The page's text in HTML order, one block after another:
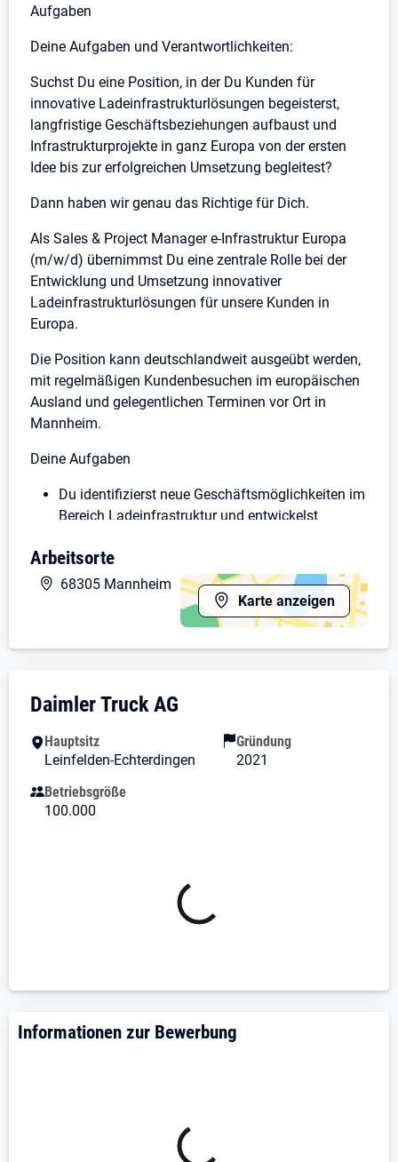
Aufgaben
Deine Aufgaben und Verantwortlichkeiten:
Suchst Du eine Position, in der Du Kunden für
innovative Ladeinfrastrukturlösungen begeisterst,
langfristige Geschäftsbeziehungen aufbaust und
Infrastrukturprojekte in ganz Europa von der ersten
Idee bis zur erfolgreichen Umsetzung begleitest?
Dann haben wir genau das Richtige für Dich.
Als Sales & Project Manager e-Infrastruktur Europa
(m/w/d) übernimmst Du eine zentrale Rolle bei der
Entwicklung und Umsetzung innovativer
Ladeinfrastrukturlösungen für unsere Kunden in
Europa.
Die Position kann deutschlandweit ausgeübt werden,
mit regelmäßigen Kundenbesuchen im europäischen
Ausland und gelegentlichen Terminen vor Ort in
Mannheim.
Deine Aufgaben
Du identifizierst neue Geschäftsmöglichkeiten im
Bereich Ladeinfrastruktur und entwickelst
weiter.
Du betreust unsere Kunden gemeinsam mit
unseren europäischen Vertriebsgesellschaften
und unterstützt den Ausbau langfristiger
und entwickelst gemeinsam mit internen
Ladeinfrastrukturprojekte.
Du begleitest Kundenprojekte bereits in einer sehr
frühen Phase, von der Bedarfsermittlung und
Machbarkeitsanalyse über die
Du positionierst Dich als vertrauenswürdiger
Berater und unterstützt Kunden bei strategischen
technischen Lösungskonzepten und fungierst
Zusammenarbeit aller relevanten
Projektbeteiligten (z.B. Bauleitern und
Arbeitsorte
Karte anzeigen
68305 Mannheim
Unternehmensdarstellung: Daimler Truck
Daimler Truck AG
Hauptsitz
Leinfelden-Echterdingen
Gründung
2021
Betriebsgröße
100.000
Informationen zur Bewerbung